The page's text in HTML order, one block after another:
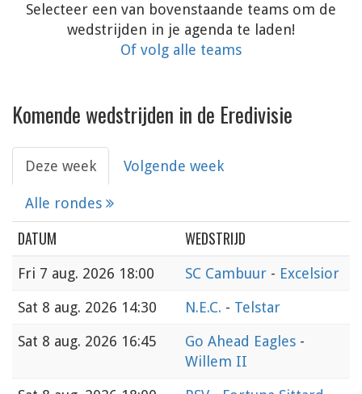
Selecteer een van bovenstaande teams om de
wedstrijden in je agenda te laden!
Of volg alle teams
Komende wedstrijden in de Eredivisie
Deze week Volgende week
Alle rondes
DATUM WEDSTRIJD
Fri 7 aug. 2026 18:00 SC Cambuur - Excelsior
Sat 8 aug. 2026 14:30 N.E.C. - Telstar
Sat 8 aug. 2026 16:45 Go Ahead Eagles -
Willem II